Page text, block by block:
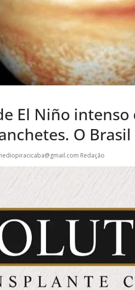
El Niño intenso
O
Redação